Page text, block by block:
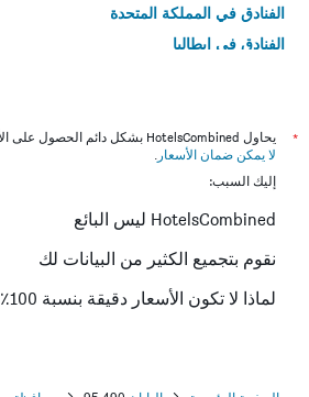
الفنادق في المملكة المتحدة
الفنادق في إيطاليا
*
يحاول HotelsCombined بشكل دائم الحصول على الأسعار الدقيقة، ولكن
لا يمكن ضمان الأسعار .
إليك السبب:
HotelsCombined ليس البائع
نقوم بتجميع الكثير من البيانات لك
لماذا لا تكون الأسعار دقيقة بنسبة 100٪؟